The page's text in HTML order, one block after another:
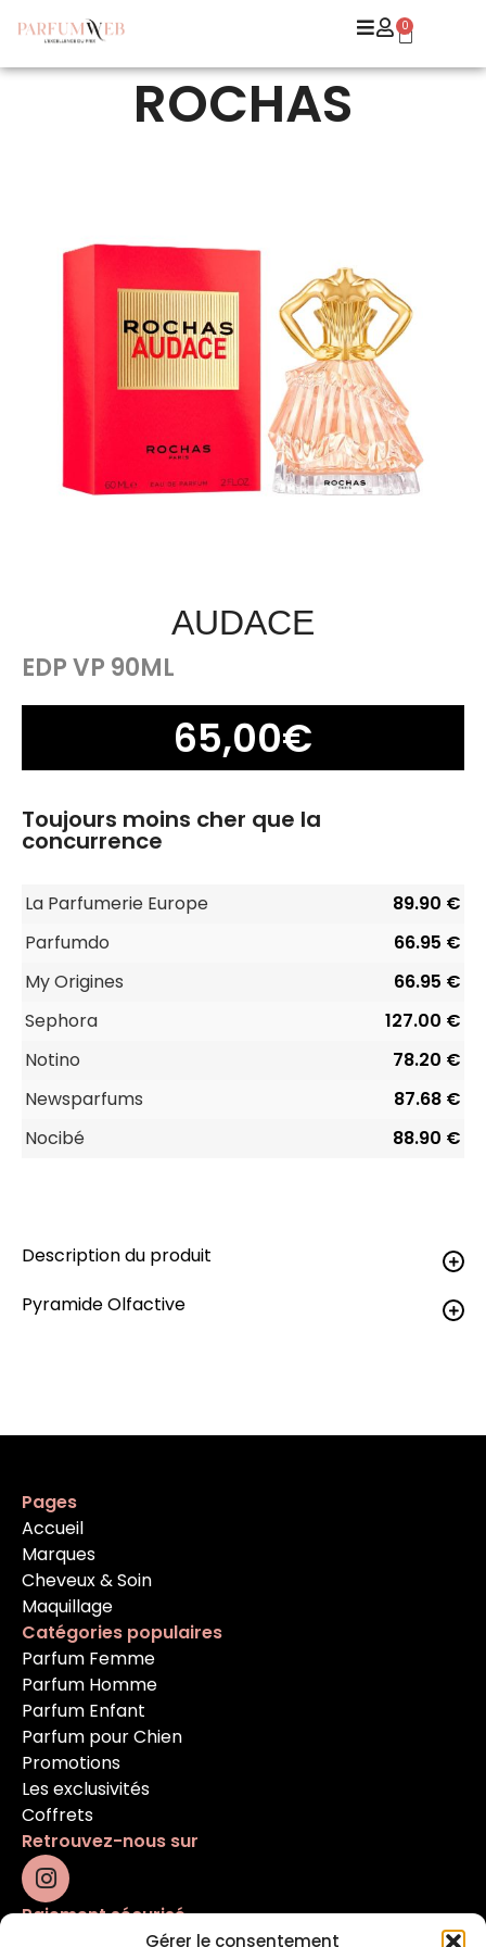
Gérer le consentement
0
ROCHAS
AUDACE
EDP VP 90ML
65,00€
Toujours moins cher que la
concurrence
La Parfumerie Europe
89.90 €
Parfumdo
66.95 €
My Origines
66.95 €
Sephora
127.00 €
Notino
78.20 €
Newsparfums
87.68 €
Nocibé
88.90 €
Description du produit
Pyramide Olfactive
Pages
Accueil
Marques
Cheveux & Soin
Maquillage
Catégories populaires
Parfum Femme
Parfum Homme
Parfum Enfant
Parfum pour Chien
Promotions
Les exclusivités
Coffrets
Retrouvez-nous sur
Paiement sécurisé